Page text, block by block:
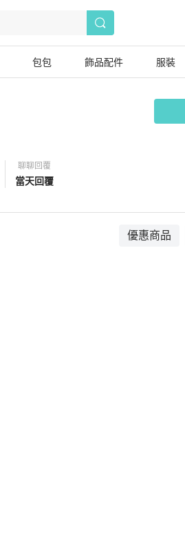
包包 飾品配件 服裝
聊聊回覆
當天回覆
優惠商品